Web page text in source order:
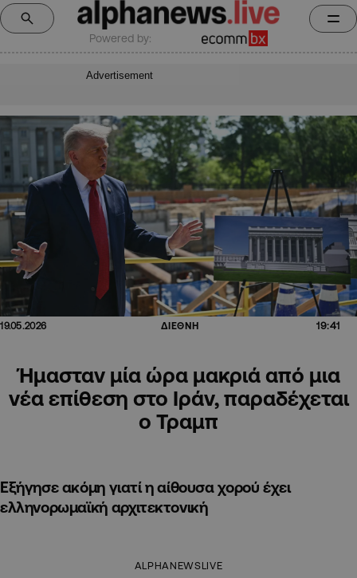
Powered by:
Advertisement
19.05.2026 ΔΙΕΘΝΗ 19:41
Ήμασταν μία ώρα μακριά από μια
νέα επίθεση στο Ιράν, παραδέχεται
ο Τραμπ
Εξήγησε ακόμη γιατί η αίθουσα χορού έχει
ελληνορωμαϊκή αρχιτεκτονική
ALPHANEWSLIVE